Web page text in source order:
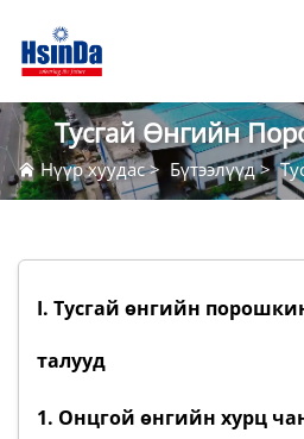
Тусгай Өнгийн
Нүүр хуудас> Бүтээлүүд>
I. Тусгай өнгийн
талууд
1. Онцгой өнгийн хурц